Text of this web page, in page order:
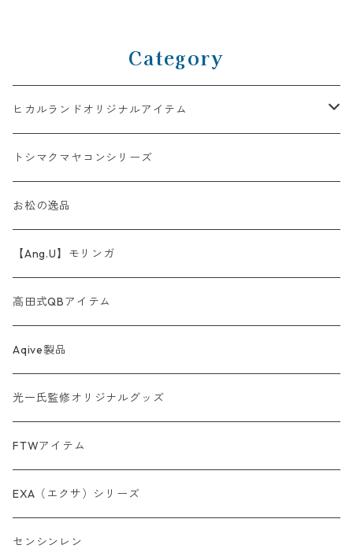
Category
ヒカルランドオリジナルアイテム
AINORI（愛意乗り）シリーズ
【第1弾】AINORI（愛意乗り）カード
【第2弾】AINORI（愛意乗り）カード（ほか）
AINORinQ（あいのりんく）
お守り数列・強化版 全33種
ストール
波動シール＆カード
非常食セット
スピーカー
トシマクマヤコンシリーズ
お松の逸品
【Ang.U】モリンガ
高田式QBアイテム
Aqive製品
光一氏監修オリジナルグッズ
FTWアイテム
EXA（エクサ）シリーズ
センシンレン